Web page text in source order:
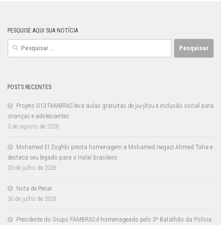
PESQUISE AQUI SUA NOTÍCIA
Pesquisar
POSTS RECENTES
Projeto G13 FAMBRAS leva aulas gratuitas de jiu-jítsu e inclusão social para
crianças e adolescentes
3 de agosto de 2026
Mohamed El Zoghbi presta homenagem a Mohamed Hegazi Ahmed Taha e
destaca seu legado para o Halal brasileiro
30 de julho de 2026
Nota de Pesar
30 de julho de 2026
Presidente do Grupo FAMBRAS é homenageado pelo 3º Batalhão da Polícia